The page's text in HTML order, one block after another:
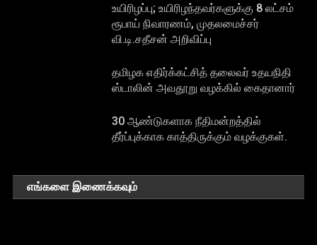
உயிரிழப்பு; உயிரிழந்தவர்களுக்கு 8 லட்சம்
ரூபாய் நிவாரணம், முதலமைச்சர்
வி.டி.சதீசன் அறிவிப்பு
தமிழக எதிர்க்கட்சித் தலைவர் உதயநிதி
ஸ்டாலின் அவதூறு வழக்கில் கைதானார்
30 ஆண்டுகளாக நீதிமன்றத்தில்
தீர்ப்புக்காக காத்திருக்கும் வழக்குகள்.
எங்களை இணைக்கவும்